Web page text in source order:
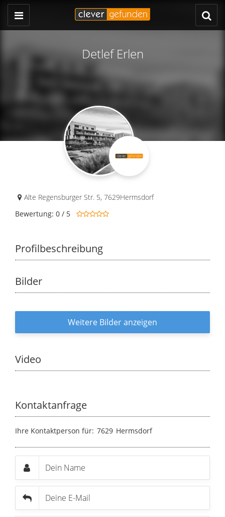
Detlef Erlen
Alte Regensburger Str. 5, 7629Hermsdorf
Bewertung: 0 / 5
Profilbeschreibung
Bilder
Weitere Bilder anzeigen
Video
Kontaktanfrage
Ihre Kontaktperson für: 7629 Hermsdorf